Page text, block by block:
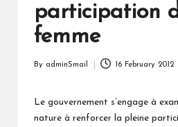
participation
femme
By adminSmail 16 February 2012
Le gouvernement s’engage à
nature à renforcer la pleine